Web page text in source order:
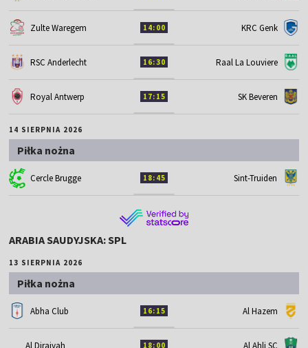
Zulte Waregem 14:00 KRC Genk
RSC Anderlecht 16:30 Raal La Louviere
Royal Antwerp 17:15 SK Beveren
14 SIERPNIA 2026
Piłka nożna
Cercle Brugge 18:45 Sint-Truiden
ARABIA SAUDYJSKA: SPL
13 SIERPNIA 2026
Piłka nożna
Abha Club 16:15 Al Hazem
Al Diraiyah 18:00 Al Ahli SC